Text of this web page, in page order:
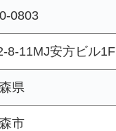
0803
8-11MJ安方ビル1F
県
市